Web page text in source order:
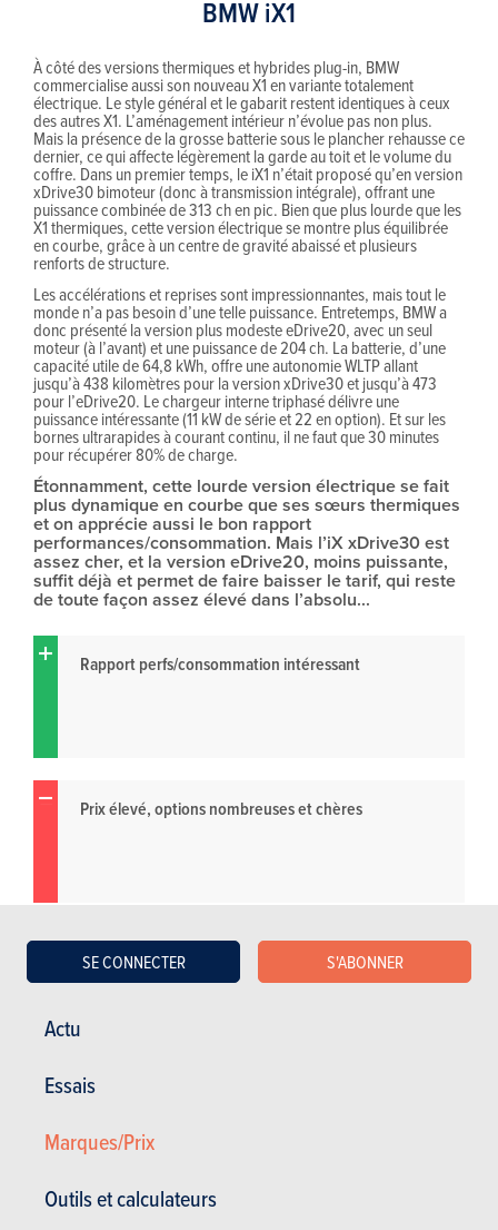
Actu
Essais
Marques/Prix
Outils et calculateurs
SE CONNECTER S'ABONNER
BMW iX1
À côté des versions thermiques et hybrides plug-in, BMW
commercialise aussi son nouveau X1 en variante totalement
électrique. Le style général et le gabarit restent identiques à ceux
des autres X1. L’aménagement intérieur n’évolue pas non plus.
Mais la présence de la grosse batterie sous le plancher rehausse ce
dernier, ce qui affecte légèrement la garde au toit et le volume du
coffre. Dans un premier temps, le iX1 n’était proposé qu’en version
xDrive30 bimoteur (donc à transmission intégrale), offrant une
puissance combinée de 313 ch en pic. Bien que plus lourde que les
X1 thermiques, cette version électrique se montre plus équilibrée
en courbe, grâce à un centre de gravité abaissé et plusieurs
renforts de structure.
Les accélérations et reprises sont impressionnantes, mais tout le
monde n’a pas besoin d’une telle puissance. Entretemps, BMW a
donc présenté la version plus modeste eDrive20, avec un seul
moteur (à l’avant) et une puissance de 204 ch. La batterie, d’une
capacité utile de 64,8 kWh, offre une autonomie WLTP allant
jusqu’à 438 kilomètres pour la version xDrive30 et jusqu’à 473
pour l’eDrive20. Le chargeur interne triphasé délivre une
puissance intéressante (11 kW de série et 22 en option). Et sur les
bornes ultrarapides à courant continu, il ne faut que 30 minutes
pour récupérer 80% de charge.
Étonnamment, cette lourde version électrique se fait
plus dynamique en courbe que ses sœurs thermiques
et on apprécie aussi le bon rapport
performances/consommation. Mais l’iX xDrive30 est
assez cher, et la version eDrive20, moins puissante,
suffit déjà et permet de faire baisser le tarif, qui reste
de toute façon assez élevé dans l’absolu...
Rapport perfs/consommation intéressant
Prix élevé, options nombreuses et chères